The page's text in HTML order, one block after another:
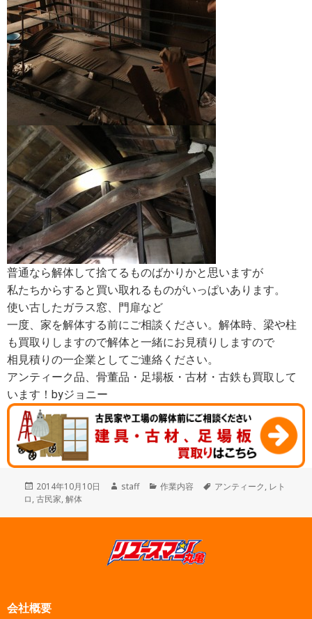
普通なら解体して捨てるものばかりかと思いますが
私たちからすると買い取れるものがいっぱいあります。
使い古したガラス窓、門扉など
一度、家を解体する前にご相談ください。解体時、梁や柱
も買取りしますので解体と一緒にお見積りしますので
相見積りの一企業としてご連絡ください。
アンティーク品、骨董品・足場板・古材・古鉄も買取して
います！byジョニー
投
稿
2014年10月10日
作
staff
カ
作業内容
タ
アンティーク, レト
ロ,古民家,解体
会社概要